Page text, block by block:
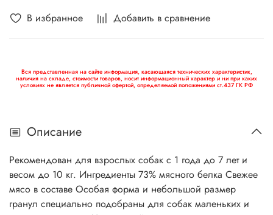
В избранное Добавить в сравнение
Вся представленная на сайте информация, касающаяся технических характеристик,
наличия на складе, стоимости товаров, носит информационный характер и ни при каких
условиях не является публичной офертой, определяемой положениями ст.437 ГК РФ
Описание
Рекомендован для взрослых собак с 1 года до 7 лет и
весом до 10 кг. Ингредиенты 73% мясного белка Свежее
мясо в составе Особая форма и небольшой размер
гранул специально подобраны для собак маленьких и